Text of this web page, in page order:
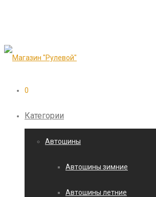
0
Категории
Автошины
Автошины зимние
Автошины летние